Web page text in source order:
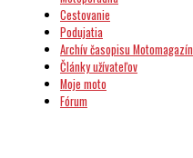
Cestovanie
Podujatia
Archív časopisu Motomagazín
Články užívateľov
Moje moto
Fórum